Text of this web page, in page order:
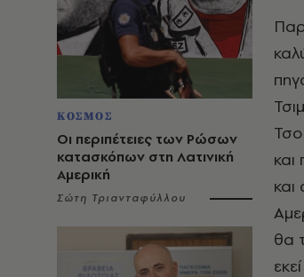
ΚΟΣΜΟΣ
Οι περιπέτειες των Ρώσων
κατασκόπων στη Λατινική
Αμερική
Σώτη Τριανταφύλλου
θα